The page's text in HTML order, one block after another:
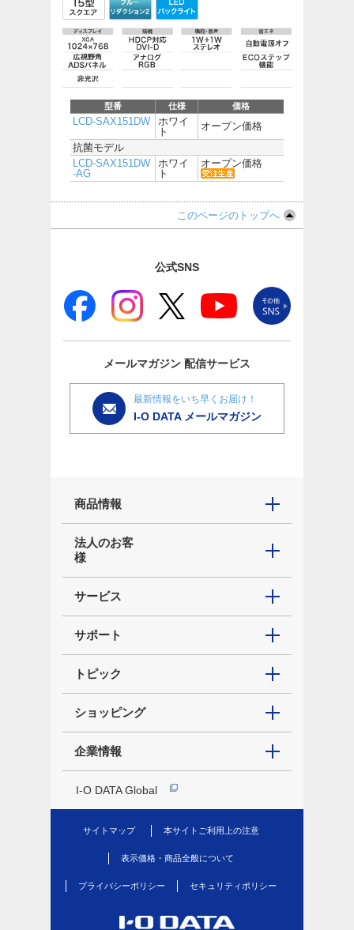
型番 仕様 価格
LCD-SAX151DW
ホワイ
ト
オープン価格
抗菌モデル
LCD-SAX151DW
-AG
ホワイ
ト
オープン価格
このページのトップへ
公式SNS
メールマガジン 配信サービス
最新情報をいち早くお届け！
I-O DATA メールマガジン
商品情報
法人のお客
様
サービス
サポート
トピック
ショッピング
企業情報
I-O DATA Global
サイトマップ 本サイトご利用上の注意
表示価格・商品全般について
プライバシーポリシー セキュリティポリシー